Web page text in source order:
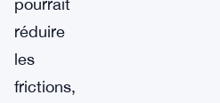
pourrait
réduire
les
frictions,